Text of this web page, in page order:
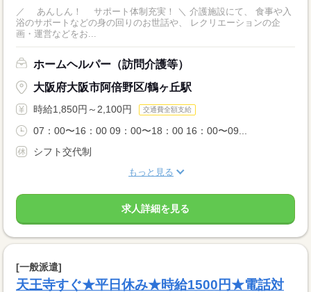
／ あんしん！ サポート体制充実！ ＼ 介護施設にて、 食事や入
浴のサポートなどの身の回りのお世話や、 レクリエーションの企
画・運営などをお...
ホームヘルパー（訪問介護等）
大阪府大阪市阿倍野区/鶴ヶ丘駅
時給1,850円～2,100円 交通費全額支給
07：00〜16：00 09：00〜18：00 16：00〜09...
シフト交代制
もっと見る
求人詳細を見る
[一般派遣]
天王寺すぐ★平日休み★時給1500円★電話対